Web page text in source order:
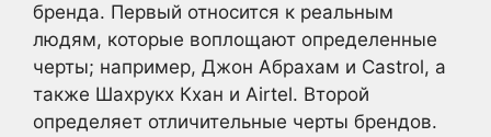
бренда. Первый относится к реальным
людям, которые воплощают определенные
черты; например, Джон Абрахам и Castrol, а
также Шахрукх Кхан и Airtel. Второй
определяет отличительные черты брендов.